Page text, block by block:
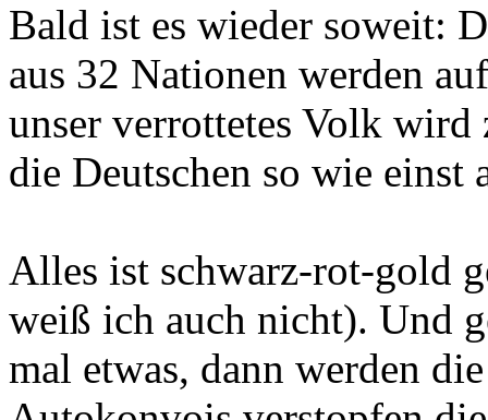
Bald ist es wieder soweit:
aus 32 Nationen werden
unser verrottetes Volk
die Deutschen so wie einst
Alles ist schwarz-rot-gold
weiß ich auch nicht). Und
mal etwas, dann werden